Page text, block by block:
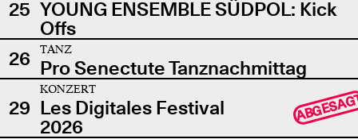
25 YOUNG ENSEMBLE SÜDPOL: Kick
Offs
26
TANZ
Pro Senectute Tanznachmittag
29
KONZERT
Les Digitales Festival
2026